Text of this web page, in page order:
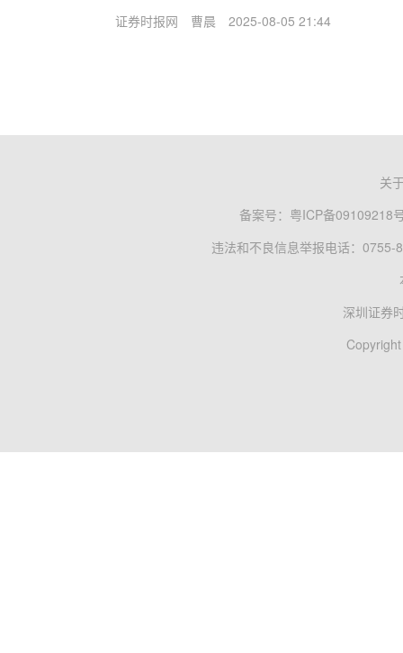
证券时报网 曹晨 2025-08-05 21:44
关
备案号： 粤ICP备09109218
违法和不良信息举报电话：0755-
深圳证券